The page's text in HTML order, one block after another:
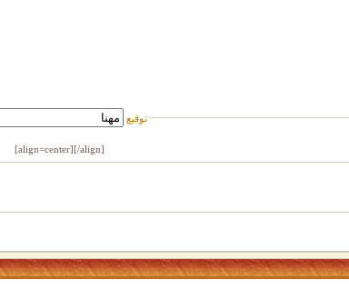
توقيع
[align=center]
[/align]